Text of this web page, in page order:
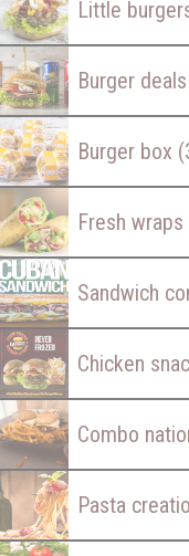
Little
Burger deals
Burger box
Fresh wraps
Sandwich
Chicken
Combo
Pasta